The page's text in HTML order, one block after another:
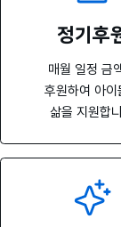
정기후
매월 일정 금
후원하여 아이
삶을 지원합